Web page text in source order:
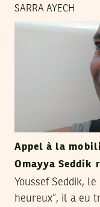
SARRA AYECH
Appel à la
Omayya Seddik
Youssef Seddik,
heureux”, il a eu